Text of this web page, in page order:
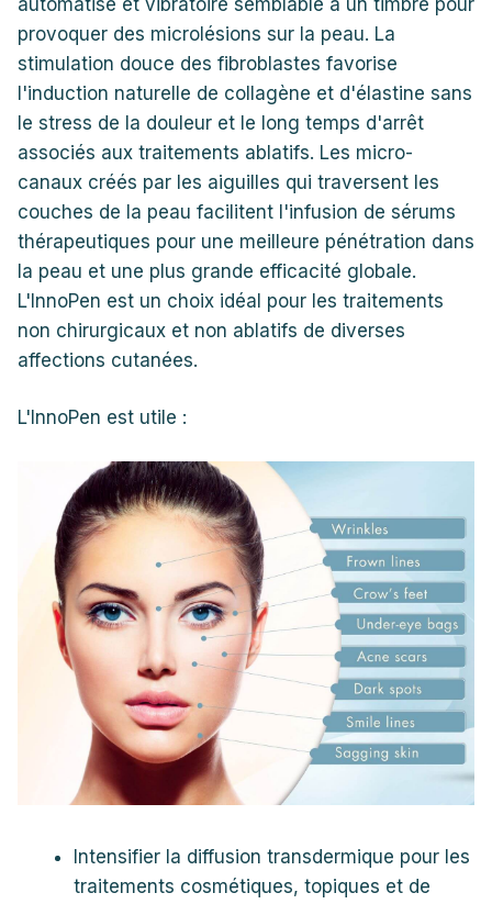
provoquer des microlésions sur la peau. La
stimulation douce des fibroblastes favorise
l'induction naturelle de collagène et d'élastine sans
le stress de la douleur et le long temps d'arrêt
associés aux traitements ablatifs. Les micro-
canaux créés par les aiguilles qui traversent les
couches de la peau facilitent l'infusion de sérums
thérapeutiques pour une meilleure pénétration dans
la peau et une plus grande efficacité globale.
L'InnoPen est un choix idéal pour les traitements
non chirurgicaux et non ablatifs de diverses
affections cutanées.
L'InnoPen est utile :
Intensifier la diffusion transdermique pour les
traitements cosmétiques, topiques et de